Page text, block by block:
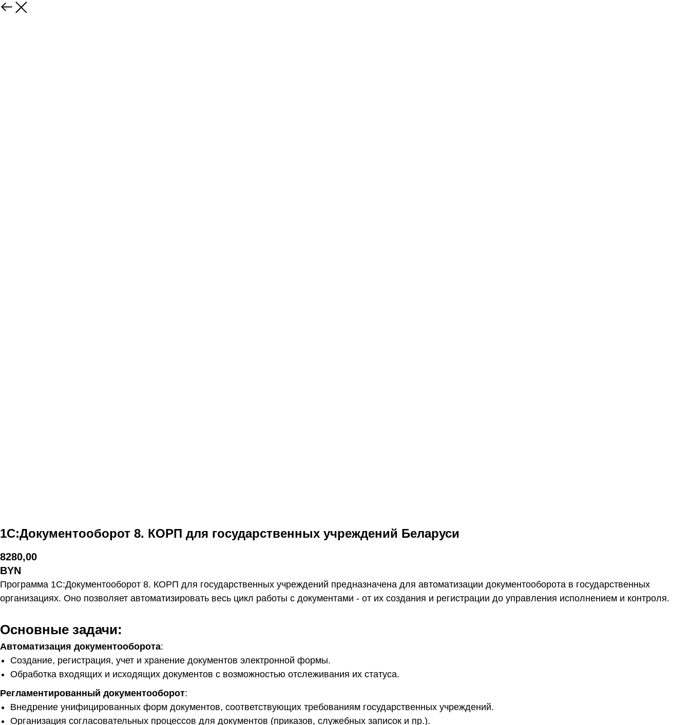
1С:Документооборот 8. КОРП для государственных учреждений Беларуси
8280,00
BYN
Программа 1С:Документооборот 8. КОРП для государственных учреждений предназначена для автоматизации документооборота в государственных
организациях. Оно позволяет автоматизировать весь цикл работы с документами - от их создания и регистрации до управления исполнением и контроля.
Основные задачи:
Автоматизация документооборота:
Создание, регистрация, учет и хранение документов электронной формы.
Обработка входящих и исходящих документов с возможностью отслеживания их статуса.
Регламентированный документооборот:
Внедрение унифицированных форм документов, соответствующих требованиям государственных учреждений.
Организация согласовательных процессов для документов (приказов, служебных записок и пр.).